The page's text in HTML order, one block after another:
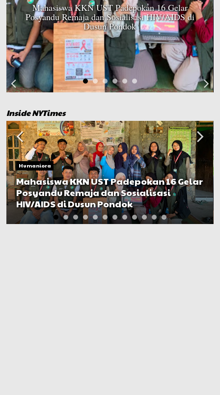
Kuasa Hukum Terlapor Sebut PH Keluarga dr.
Icha Ingin Ada “Uang Damai” untuk Mediasi
Kasus
Inside NYTimes
Humaniora
Kuasa Hukum Terlapor Sebut PH
Keluarga dr. Icha Ingin Ada “Uang
Damai” untuk Mediasi Kasus